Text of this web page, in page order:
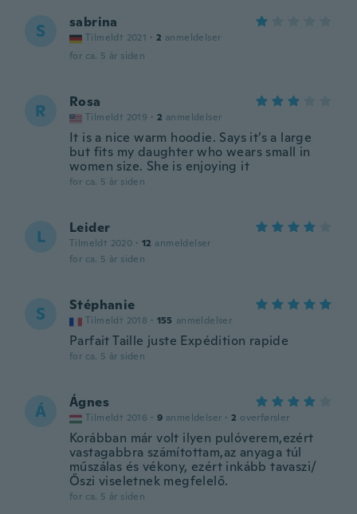
S sabrina
Tilmeldt 2021 · 2 anmeldelser
for ca. 5 år siden
R Rosa
Tilmeldt 2019 · 2 anmeldelser
It is a nice warm hoodie. Says it’s a large
but fits my daughter who wears small in
women size. She is enjoying it
for ca. 5 år siden
L Leider
Tilmeldt 2020 · 12 anmeldelser
for ca. 5 år siden
S Stéphanie
Tilmeldt 2018 · 155 anmeldelser
Parfait Taille juste Expédition rapide
for ca. 5 år siden
Á Ágnes
Tilmeldt 2016 · 9 anmeldelser · 2 overførsler
Korábban már volt ilyen pulóverem,ezért
vastagabbra számítottam,az anyaga túl
műszálas és vékony, ezért inkább tavaszi/
Őszi viseletnek megfelelő.
for ca. 5 år siden